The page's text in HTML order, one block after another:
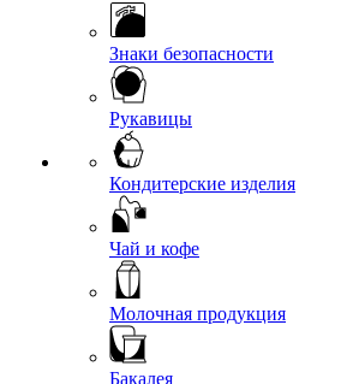
Знаки безопасности
Рукавицы
Кондитерские изделия
Чай и кофе
Молочная продукция
Бакалея